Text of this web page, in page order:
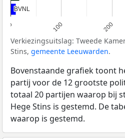
0 100 200
BVNL
BVNL
Verkiezingsuitslag: Tweede
Stins, gemeente Leeuwarden.
Bovenstaande grafiek toont
partij voor de 12 grootste
totaal 20 partijen waarop bij
Hege Stins is gestemd. De
waarop is gestemd.